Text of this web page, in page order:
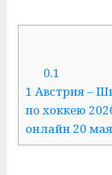
0.1
1 Австрия –
по хоккею
онлайн 20